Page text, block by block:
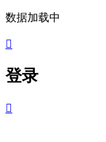
数据加载中

登录
